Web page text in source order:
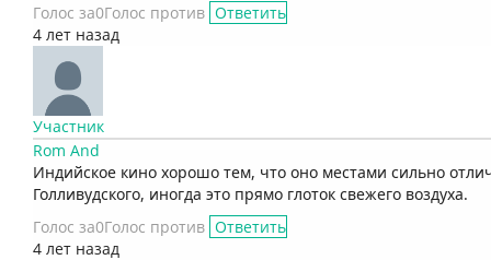
Голос за0Голос против Ответить
4 лет назад
Участник
Rom And
Индийское кино хорошо тем, что оно местами сильно
Голливудского, иногда это прямо глоток свежего воздуха.
Голос за0Голос против Ответить
4 лет назад